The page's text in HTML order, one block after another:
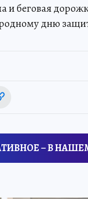
и беговая
дню
– В